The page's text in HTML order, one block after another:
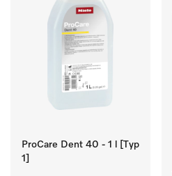
ProCare Dent 40 - 1 l [Typ
1]